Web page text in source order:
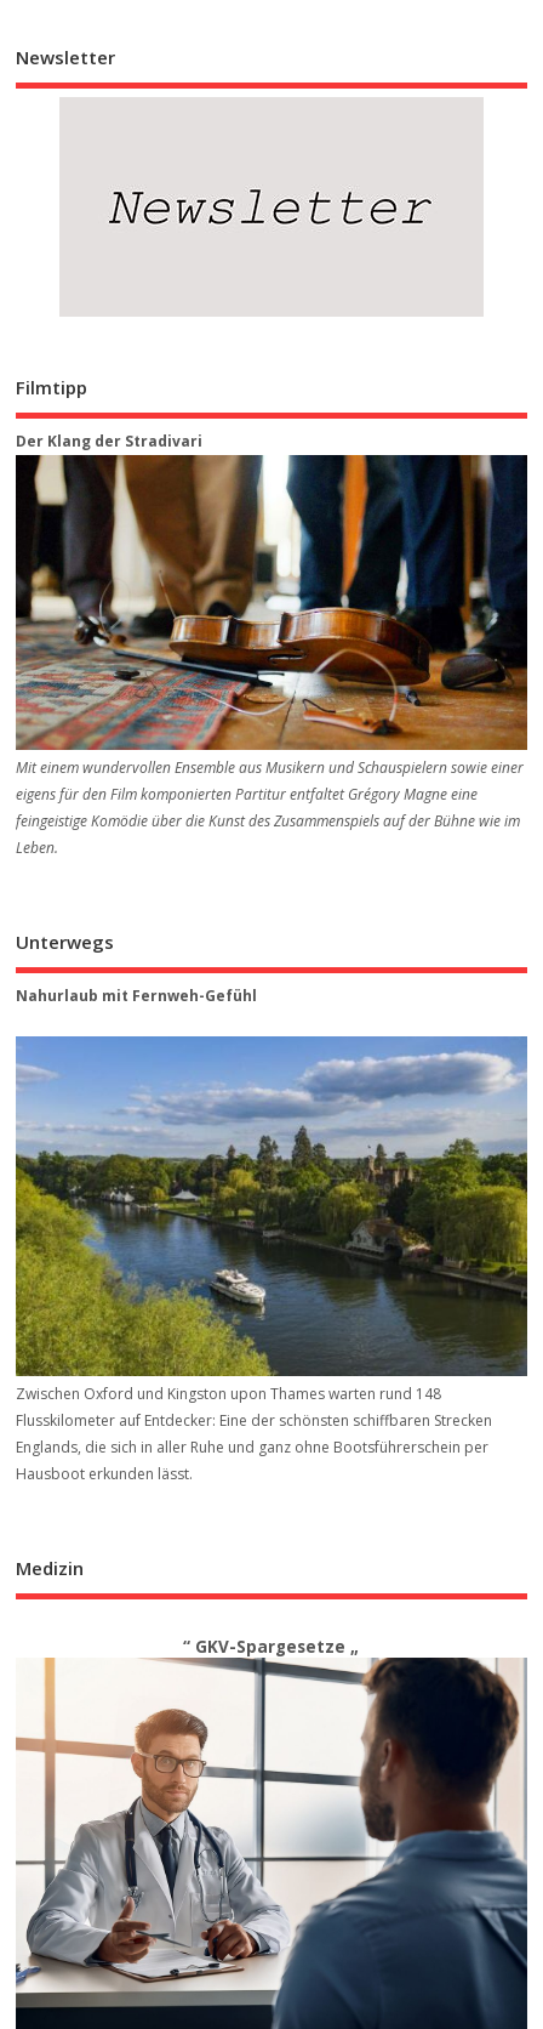
Newsletter
Filmtipp
Der Klang der Stradivari
Mit einem wundervollen Ensemble aus Musikern und Schauspielern sowie einer
eigens für den Film komponierten Partitur entfaltet Grégory Magne eine
feingeistige Komödie über die Kunst des Zusammenspiels auf der Bühne wie im
Leben.
Unterwegs
Nahurlaub mit Fernweh-Gefühl
Zwischen Oxford und Kingston upon Thames warten rund 148
Flusskilometer auf Entdecker: Eine der schönsten schiffbaren Strecken
Englands, die sich in aller Ruhe und ganz ohne Bootsführerschein per
Hausboot erkunden lässt.
Medizin
“ GKV-Spargesetze „